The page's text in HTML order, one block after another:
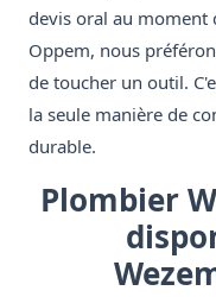
devis oral au moment
Oppem, nous
de toucher un outil.
la seule manière de
durable.
Plombier